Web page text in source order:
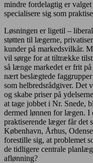
mindre fordelagtig er
specialisere sig som
Løsningen er ligetil –
støtten til lægerne,
kunder på markedsvilkår.
vil sørge for at tiltrække
så længe markedet er frit
nært beslægtede
som helbredsrådgiver. Det
og skabe priser på
at tage jobbet i Nr. Snede,
dermed lønnen for lægen. I
praktiserende læger får det
København, Århus,
forestille sig, at problemet
de tidligere centrale
aflønning?